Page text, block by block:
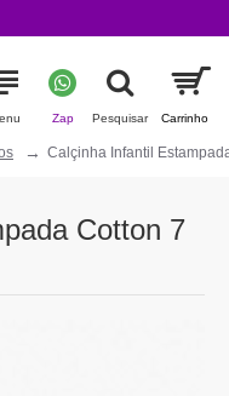
Calçinha Infantil
Cotton 7